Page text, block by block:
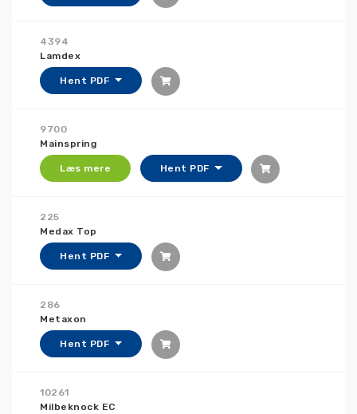
4394
Lamdex
Hent PDF
9700
Mainspring
Læs mere Hent PDF
225
Medax Top
Hent PDF
286
Metaxon
Hent PDF
10261
Milbeknock EC